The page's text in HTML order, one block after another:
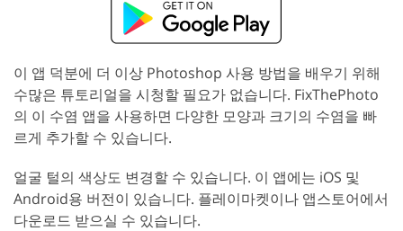
이 앱 덕분에 더 이상 Photoshop 사용 방법을 배우기 위해
수많은 튜토리얼을 시청할 필요가 없습니다. FixThePhoto
의 이 수염 앱을 사용하면 다양한 모양과 크기의 수염을 빠
르게 추가할 수 있습니다.
얼굴 털의 색상도 변경할 수 있습니다. 이 앱에는 iOS 및
Android용 버전이 있습니다. 플레이마켓이나 앱스토어에서
다운로드 받으실 수 있습니다.